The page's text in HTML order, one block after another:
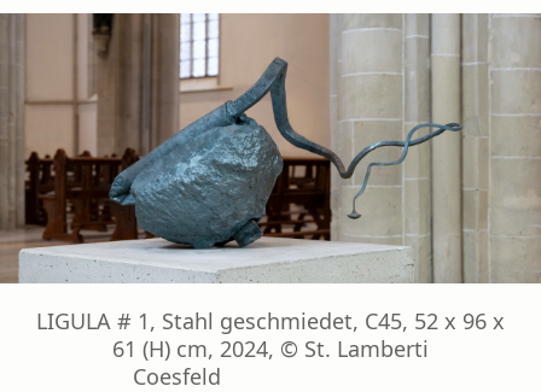
LIGULA # 1, Stahl geschmiedet, C45, 52 x 96 x
61 (H) cm, 2024, © St. Lamberti
Coesfeld